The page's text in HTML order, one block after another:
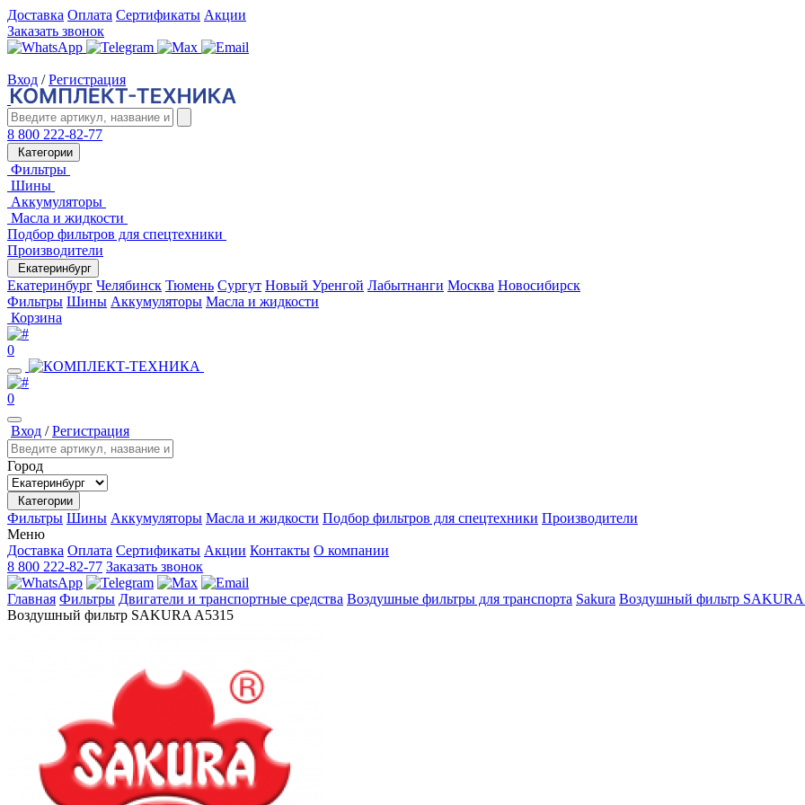
Доставка Оплата Сертификаты Акции
Заказать звонок
Вход / Регистрация
8 800 222-82-77
Категории
Фильтры
Шины
Аккумуляторы
Масла и жидкости
Подбор фильтров для спецтехники
Производители
Екатеринбург
Екатеринбург Челябинск Тюмень Сургут Новый Уренгой Лабытнанги Москва Новосибирск
Фильтры Шины Аккумуляторы Масла и жидкости
Корзина
0
0
Вход /Регистрация
Город
Категории
Фильтры Шины Аккумуляторы Масла и жидкости Подбор фильтров для спецтехники Производители
Меню
Доставка Оплата Сертификаты Акции Контакты О компании
8 800 222-82-77 Заказать звонок
Главная Фильтры Двигатели и транспортные средства Воздушные фильтры для транспорта Sakura Воздушный фильтр SAKURA
Воздушный фильтр SAKURA A5315